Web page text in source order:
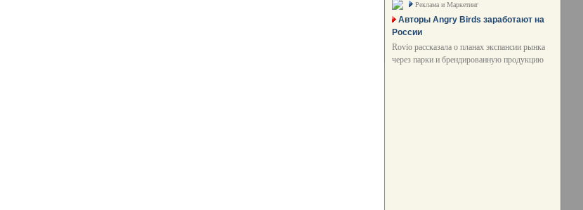
Реклама и Маркетинг
Авторы Angry Birds заработают на
России
Rovio рассказала о планах экспансии рынка
через парки и брендированную продукцию